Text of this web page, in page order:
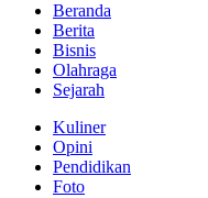
Beranda
Berita
Bisnis
Olahraga
Sejarah
Kuliner
Opini
Pendidikan
Foto